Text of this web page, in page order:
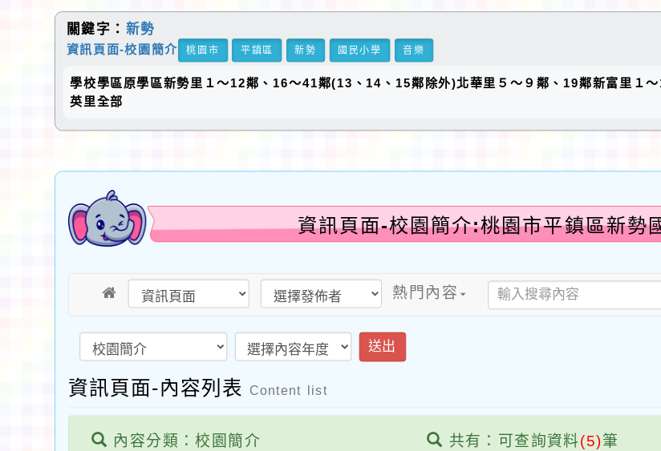
關鍵字： 新勢
資訊頁面-校園簡介 桃園市 平鎮區 新勢 國民小學 音樂
學校學區原學區新勢里１～12鄰、16～41鄰(13、14、15鄰除外)北華里５～９鄰、19鄰新富里１
英里全部
資訊頁面-校園簡介:桃園市平鎮區新勢
熱門內容
送出
資訊頁面-內容列表 Content list
內容分類：校園簡介 共有：可查詢資料(5)筆